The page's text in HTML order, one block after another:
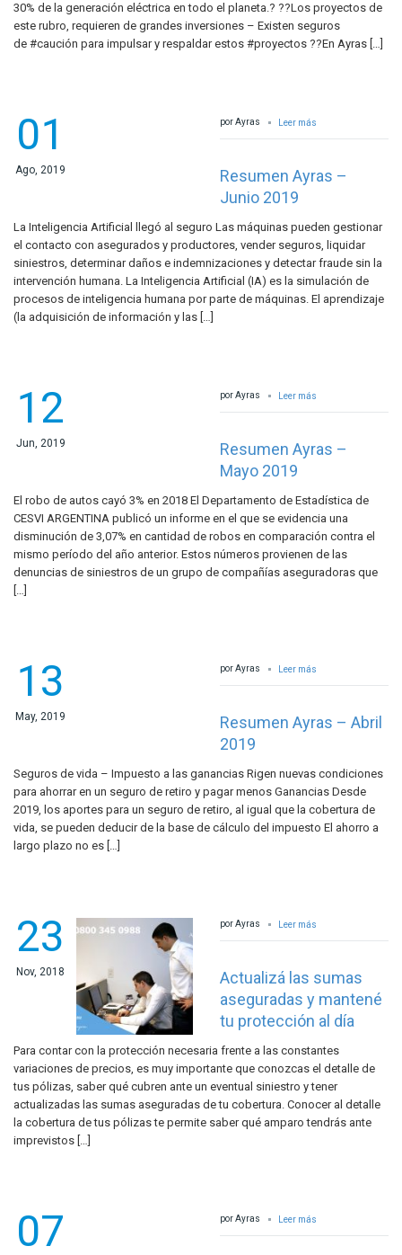
30% de la generación eléctrica en todo el planeta.? ??Los proyectos de
este rubro, requieren de grandes inversiones – Existen seguros
de #caución para impulsar y respaldar estos #proyectos ?‍?En Ayras […]
01
Ago, 2019
por Ayras Leer más
Resumen Ayras –
Junio 2019
La Inteligencia Artificial llegó al seguro Las máquinas pueden gestionar
el contacto con asegurados y productores, vender seguros, liquidar
siniestros, determinar daños e indemnizaciones y detectar fraude sin la
intervención humana. La Inteligencia Artificial (IA) es la simulación de
procesos de inteligencia humana por parte de máquinas. El aprendizaje
(la adquisición de información y las […]
12
Jun, 2019
por Ayras Leer más
Resumen Ayras –
Mayo 2019
El robo de autos cayó 3% en 2018 El Departamento de Estadística de
CESVI ARGENTINA publicó un informe en el que se evidencia una
disminución de 3,07% en cantidad de robos en comparación contra el
mismo período del año anterior. Estos números provienen de las
denuncias de siniestros de un grupo de compañías aseguradoras que
[…]
13
May, 2019
por Ayras Leer más
Resumen Ayras – Abril
2019
Seguros de vida – Impuesto a las ganancias Rigen nuevas condiciones
para ahorrar en un seguro de retiro y pagar menos Ganancias Desde
2019, los aportes para un seguro de retiro, al igual que la cobertura de
vida, se pueden deducir de la base de cálculo del impuesto El ahorro a
largo plazo no es […]
23
Nov, 2018
por Ayras Leer más
Actualizá las sumas
aseguradas y mantené
tu protección al día
Para contar con la protección necesaria frente a las constantes
variaciones de precios, es muy importante que conozcas el detalle de
tus pólizas, saber qué cubren ante un eventual siniestro y tener
actualizadas las sumas aseguradas de tu cobertura. Conocer al detalle
la cobertura de tus pólizas te permite saber qué amparo tendrás ante
imprevistos […]
07 por Ayras Leer más